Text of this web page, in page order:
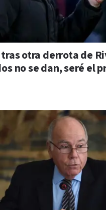
otra derrota de
no se dan, seré el